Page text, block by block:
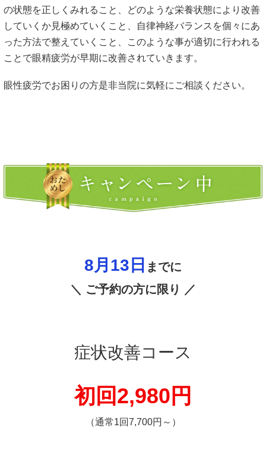
の状態を正しくみれること、どのような栄養状態により改善
していくか見極めていくこと、自律神経バランスを個々にあ
った方法で整えていくこと、このような事が適切に行われる
ことで眼精疲労が早期に改善されていきます。
眼性疲労でお困りの方是非当院に気軽にご相談ください。
8月13 日 までに
＼ ご予約の方に限り ／
症状改善コース
初回2,980円
（通常1回7,700円～）